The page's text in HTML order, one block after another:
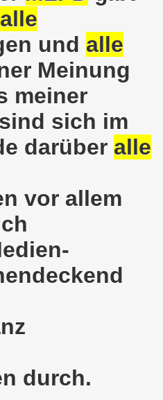
alle
und alle
Meinung
meiner
sich im
darüber alle
vor allem
durch.
wird leben" 20.03.2018,
am 05.03.2018
die neue Regierung
im Kampf gegen
über heißes Eisen
am 05.02.2018 wächst auf
diskutiert über
Afrin - kämpferisch,
Demonstration
300facher Stimme: Stoppt
gegen die Angriffe der
2018
die klare Position: